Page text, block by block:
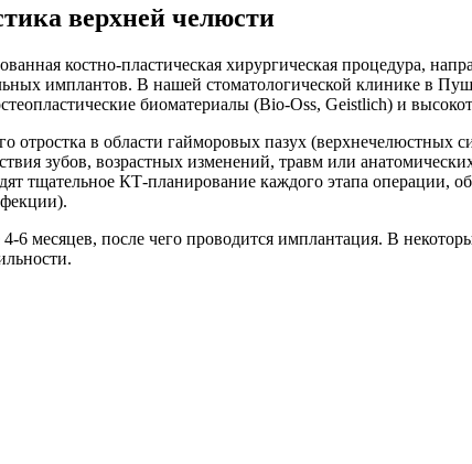
верхней челюсти
костно-пластическая хирургическая процедура,
имплантов. В нашей стоматологической клинике в
биоматериалы (Bio-Oss, Geistlich) и
отростка в области гайморовых пазух
зубов, возрастных изменений, травм или
тщательное КТ-планирование каждого этапа операции,
6 месяцев, после чего проводится имплантация. В